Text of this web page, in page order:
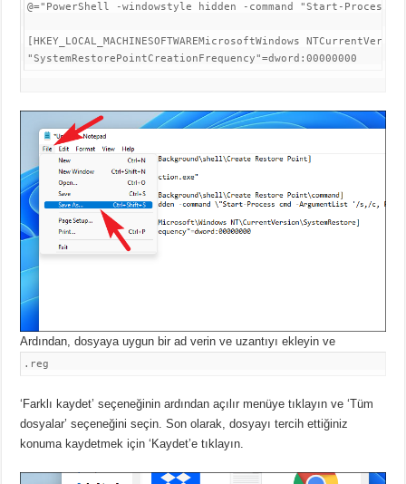
@="PowerShell -windowstyle hidden -command "Start-
[HKEY_LOCAL_MACHINESOFTWAREMicrosoftWindows
"SystemRestorePointCreationFrequency"=dword:00000000
Ardından, dosyaya uygun bir ad verin ve uzantıyı ekleyin ve
.reg
‘Farklı kaydet’ seçeneğinin ardından açılır menüye tıklayın ve ‘Tüm
dosyalar’ seçeneğini seçin.Son olarak, dosyayı tercih ettiğiniz
konuma kaydetmek için ‘Kaydet’e tıklayın.